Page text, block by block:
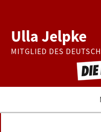
Ulla Jelpke
MITGLIED DES